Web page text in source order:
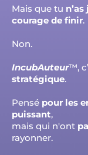
Mais que tu
courage de finir.
Non.
IncubAuteur™,
stratégique.
Pensé pour les
puissant,
mais qui n'ont
rayonner.